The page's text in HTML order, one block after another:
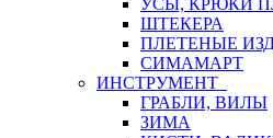
УСЫ, КРЮКИ
ШТЕКЕРА
ПЛЕТЕНЫЕ
СИМАМАРТ
ИНСТРУМЕНТ
ГРАБЛИ, ВИЛЫ
ЗИМА